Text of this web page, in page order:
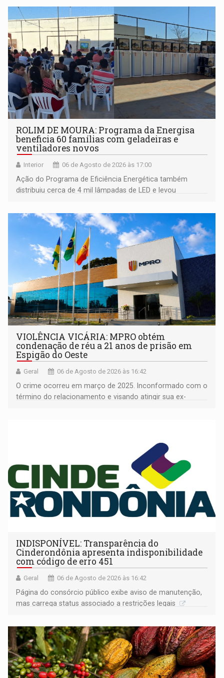
ROLIM DE MOURA: Programa da Energisa
beneficia 60 famílias com geladeiras e
ventiladores novos
Interior 06 de Agosto de 2026 às 17:00
Ação do Programa de Eficiência Energética também
distribuiu cerca de 4 mil lâmpadas de LED e levou
comunidade
VIOLÊNCIA VICÁRIA: MPRO obtém
condenação de réu a 21 anos de prisão em
Espigão do Oeste
Geral 06 de Agosto de 2026 às 16:42
O crime ocorreu em março de 2025. Inconformado com o
término do relacionamento e visando atingir sua ex-
INDISPONÍVEL: Transparência do
Cinderondônia apresenta indisponibilidade
com código de erro 451
Geral 06 de Agosto de 2026 às 16:42
Página do consórcio público exibe aviso de manutenção,
mas carrega status associado a restrições legais